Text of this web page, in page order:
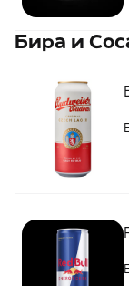
Бира и